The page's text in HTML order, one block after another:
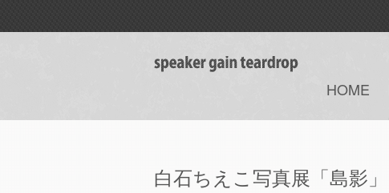
HOME
白石ちえこ写真展「島影」